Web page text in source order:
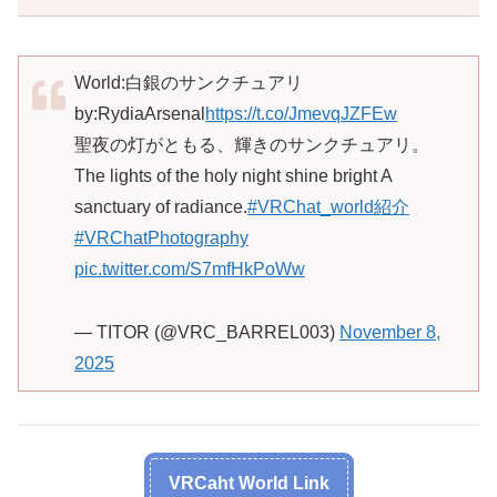
World:白銀のサンクチュアリ
by:RydiaArsenal https://t.co/JmevqJZFEw
聖夜の灯がともる、輝きのサンクチュアリ。
The lights of the holy night shine bright A
sanctuary of radiance.#VRChat_world紹介
#VRChatPhotography
pic.twitter.com/S7mfHkPoWw
— TITOR (@VRC_BARREL003) November 8,
2025
VRCaht World Link